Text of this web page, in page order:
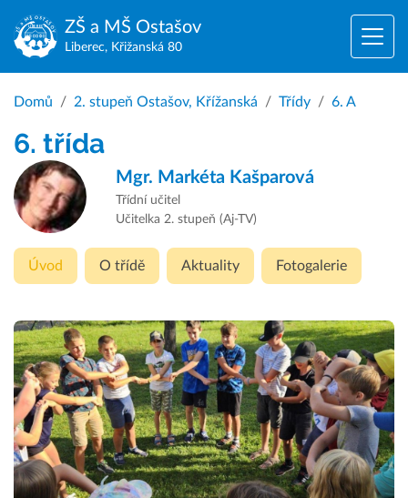
ZŠ a MŠ Ostašov
Liberec, Křižanská 80
Domů 2. stupeň Ostašov, Křížanská Třídy 6. A
6. třída
Mgr. Markéta Kašparová
Třídní učitel
Učitelka 2. stupeň (Aj-TV)
Úvod O třídě Aktuality Fotogalerie